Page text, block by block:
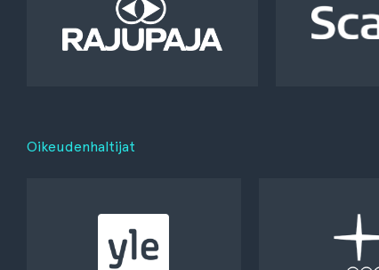
Oikeudenhaltijat